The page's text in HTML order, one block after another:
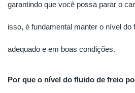
garantindo que você possa parar o
isso, é fundamental manter o nível do
adequado e em boas condições.
Por que o nível do fluido de freio